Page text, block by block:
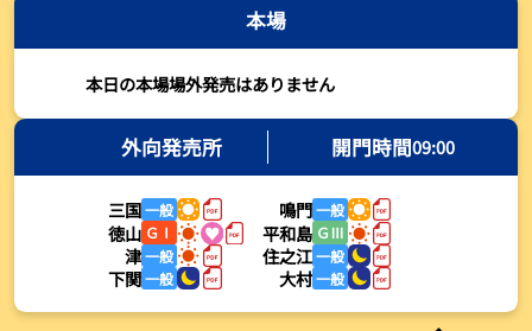
【とこなめボート・岩瀬仁紀さんコラム】最後は塚越海斗に注目、
【ボートレース】荒木颯斗が地元勢でただ１人優出果たす「地元で
初優勝したい」／常滑 - 日刊スポーツ
2026年08月03日
【ボートレース】４枠で優出の塚越海斗が強気節「攻めていくレー
スをします」／常滑 - 日刊スポーツ
2026年08月03日
【ボートレース】広瀬凜が接戦制して２着で優出「出足、回り足は
本場
本日の本場場外発売はありません
外向発売所 開門時間09:00
三国一般 鳴門一般
徳山 ＧⅠ 平和島 ＧⅢ
津一般 住之江一般
下関一般 大村一般